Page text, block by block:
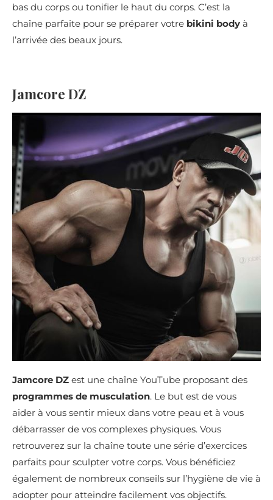
bas du corps ou tonifier le haut du corps. C’est la
chaîne parfaite pour se préparer votre bikini body à
l’arrivée des beaux jours.
Jamcore DZ
Jamcore DZ est une chaîne YouTube proposant des
programmes de musculation. Le but est de vous
aider à vous sentir mieux dans votre peau et à vous
débarrasser de vos complexes physiques. Vous
retrouverez sur la chaîne toute une série d’exercices
parfaits pour sculpter votre corps. Vous bénéficiez
également de nombreux conseils sur l’hygiène de vie à
adopter pour atteindre facilement vos objectifs.